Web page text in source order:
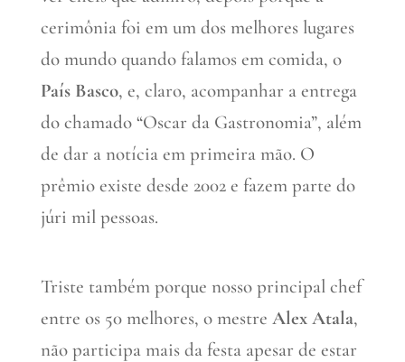
cerimônia foi em um dos melhores lugares
do mundo quando falamos em comida, o
País Basco, e, claro, acompanhar a entrega
do chamado “Oscar da Gastronomia”, além
de dar a notícia em primeira mão. O
prêmio existe desde 2002 e fazem parte do
júri mil pessoas.
Triste também porque nosso principal chef
entre os 50 melhores, o mestre Alex Atala,
não participa mais da festa apesar de estar